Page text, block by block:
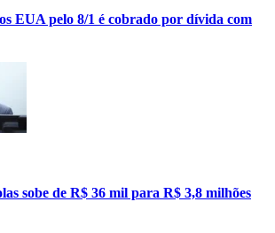
EUA pelo 8/1 é cobrado por dívida com
sobe de R$ 36 mil para R$ 3,8 milhões